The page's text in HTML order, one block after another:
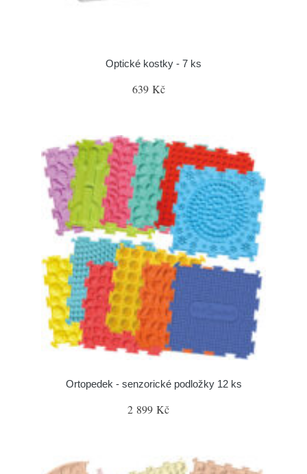
Optické kostky - 7 ks
639 Kč
Ortopedek - senzorické podložky 12 ks
2 899 Kč